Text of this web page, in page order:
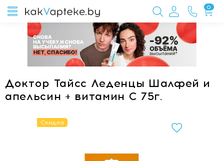
0
Доктор Тайсс Леденцы Шалфей и
апельсин + витамин С 75г.
Скидка